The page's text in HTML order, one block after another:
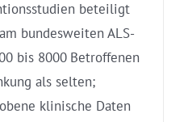
beteiligt
bundesweiten ALS-
bis 8000 Betroffenen
als selten;
klinische Daten